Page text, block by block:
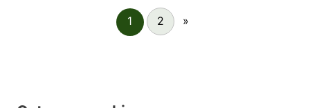
1 2 »